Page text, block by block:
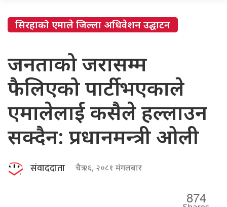
सिरहाको एमाले जिल्ला अधिवेशन उद्घाटन
जनताको जरासम्म
फैलिएको पार्टी भएकाले
एमालेलाई कसैले हल्लाउन
सक्दैन: प्रधानमन्त्री ओली
संवाददाता चैत्र २६, २०८१ मंगलबार
874